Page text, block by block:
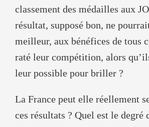
classement des médailles aux
résultat, supposé bon, ne
meilleur, aux bénéfices de tous
raté leur compétition, alors
leur possible pour briller ?
La France peut elle réellement
ces résultats ? Quel est le degré